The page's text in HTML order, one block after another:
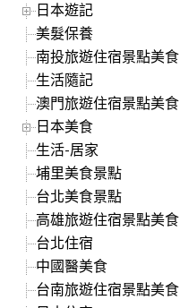
日本遊記
美髮保養
南投旅遊住宿景點美食
生活隨記
澳門旅遊住宿景點美食
日本美食
生活-居家
埔里美食景點
台北美食景點
高雄旅遊住宿景點美食
台北住宿
中國醫美食
台南旅遊住宿景點美食